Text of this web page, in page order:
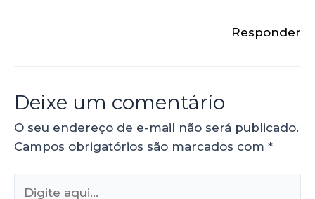
Responder
Deixe um comentário
O seu endereço de e-mail não será publicado.
Campos obrigatórios são marcados com *